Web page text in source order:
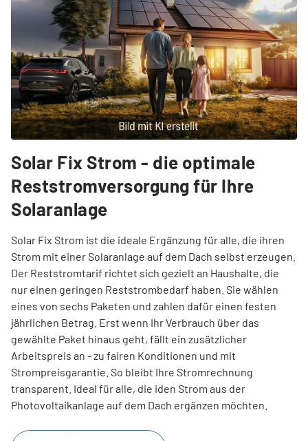
Solar Fix Strom - die optimale
Reststromversorgung für Ihre
Solaranlage
Solar Fix Strom ist die ideale Ergänzung für alle, die ihren
Strom mit einer Solaranlage auf dem Dach selbst erzeugen.
Der Reststromtarif richtet sich gezielt an Haushalte, die
nur einen geringen Reststrombedarf haben. Sie wählen
eines von sechs Paketen und zahlen dafür einen festen
jährlichen Betrag. Erst wenn Ihr Verbrauch über das
gewählte Paket hinaus geht, fällt ein zusätzlicher
Arbeitspreis an - zu fairen Konditionen und mit
Strompreisgarantie. So bleibt Ihre Stromrechnung
transparent. Ideal für alle, die iden Strom aus der
Photovoltaikanlage auf dem Dach ergänzen möchten.